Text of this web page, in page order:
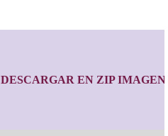
DESCARGAR EN ZIP